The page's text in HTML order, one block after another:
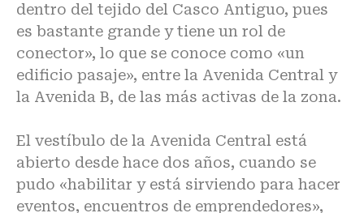
dentro del tejido del Casco Antiguo, pues
es bastante grande y tiene un rol de
conector», lo que se conoce como «un
edificio pasaje», entre la Avenida Central y
la Avenida B, de las más activas de la zona.
El vestíbulo de la Avenida Central está
abierto desde hace dos años, cuando se
pudo «habilitar y está sirviendo para hacer
eventos, encuentros de emprendedores»,